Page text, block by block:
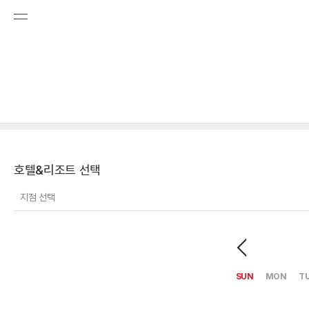
호텔&리조트 선택
지점 선택
SUN MON